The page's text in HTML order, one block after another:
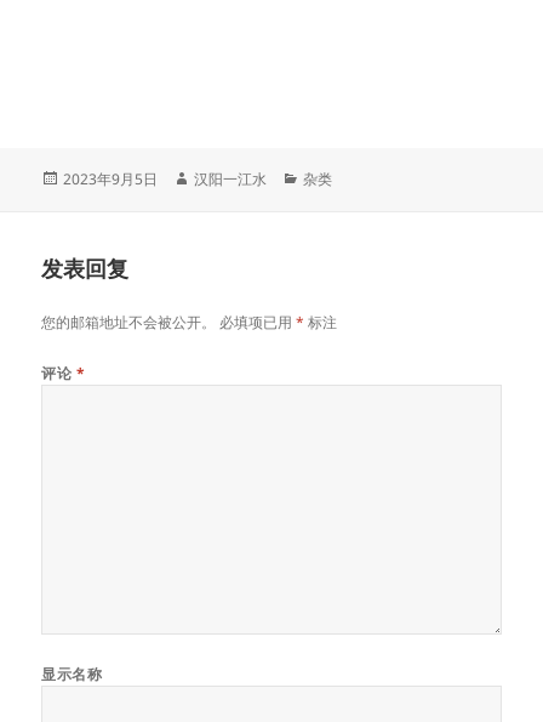
发
2023年9月5日
作
汉阳一江水
分
杂类
发表回复
您的邮箱地址不会被公开。 必填项已用* 标注
评论 *
显示名称